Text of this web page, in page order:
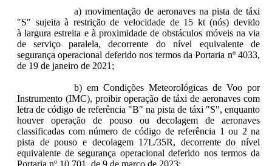
a) movimentação de aeronaves na pista de táxi
"S" sujeita à restrição de velocidade de 15 kt (nós) devido
à largura estreita e à proximidade de obstáculos móveis na via
de serviço paralela, decorrente do nível equivalente de
segurança operacional deferido nos termos da Portaria nº 4033,
de 19 de janeiro de 2021;
b) em Condições Meteorológicas de Voo por
Instrumento (IMC), proibir operação de táxi de aeronaves com
letra de código de referência "B" na pista de táxi "S", enquanto
houver operação de pouso ou decolagem de aeronaves
classificadas com número de código de referência 1 ou 2 na
pista de pouso e decolagem 17L/35R, decorrente do nível
equivalente de segurança operacional deferido nos termos da